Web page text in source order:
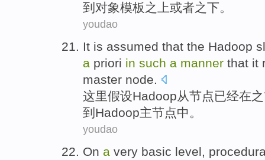
到 对象模板之上或者之下。
youdao
It is assumed that the Hadoop
a priori in such a manner that it
master node.
这里假设Hadoop从节点已经在
到Hadoop主节点中。
youdao
On a very basic level,